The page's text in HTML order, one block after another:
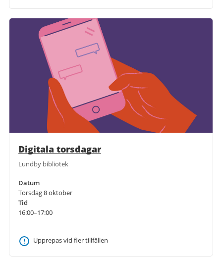
Digitala torsdagar
Lundby bibliotek
Datum
Torsdag 8 oktober
Tid
16:00–17:00
Upprepas vid fler tillfällen